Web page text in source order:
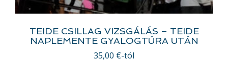
TEIDE CSILLAG VIZSGÁLÁS – TEIDE
NAPLEMENTE GYALOGTÚRA UTÁN
35,00 €-tól